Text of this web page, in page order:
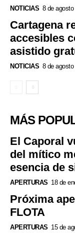
NOTICIAS 8 de
Cartagena
accesibles
asistido
NOTICIAS 8 de
MÁS
El Caporal
del mítico
esencia de
APERTURAS 18 de
Próxima
FLOTA
APERTURAS 15 de